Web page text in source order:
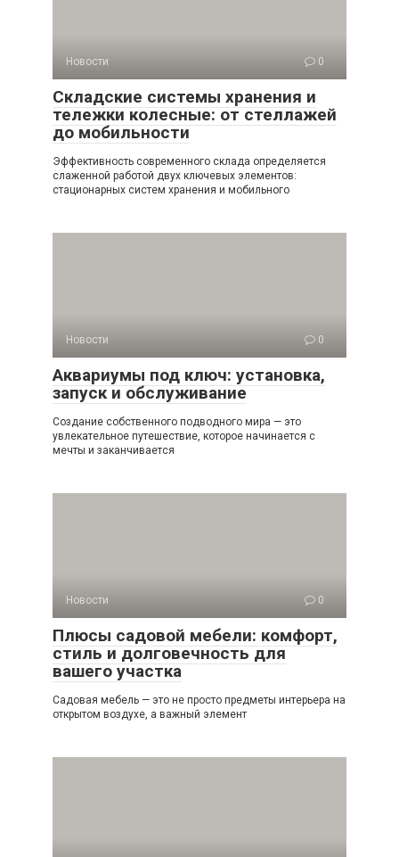
Новости 0
Складские системы хранения и
тележки колесные: от стеллажей
до мобильности
Эффективность современного склада определяется
слаженной работой двух ключевых элементов:
стационарных систем хранения и мобильного
Новости 0
Аквариумы под ключ: установка,
запуск и обслуживание
Создание собственного подводного мира — это
увлекательное путешествие, которое начинается с
мечты и заканчивается
Новости 0
Плюсы садовой мебели: комфорт,
стиль и долговечность для
вашего участка
Садовая мебель — это не просто предметы интерьера на
открытом воздухе, а важный элемент